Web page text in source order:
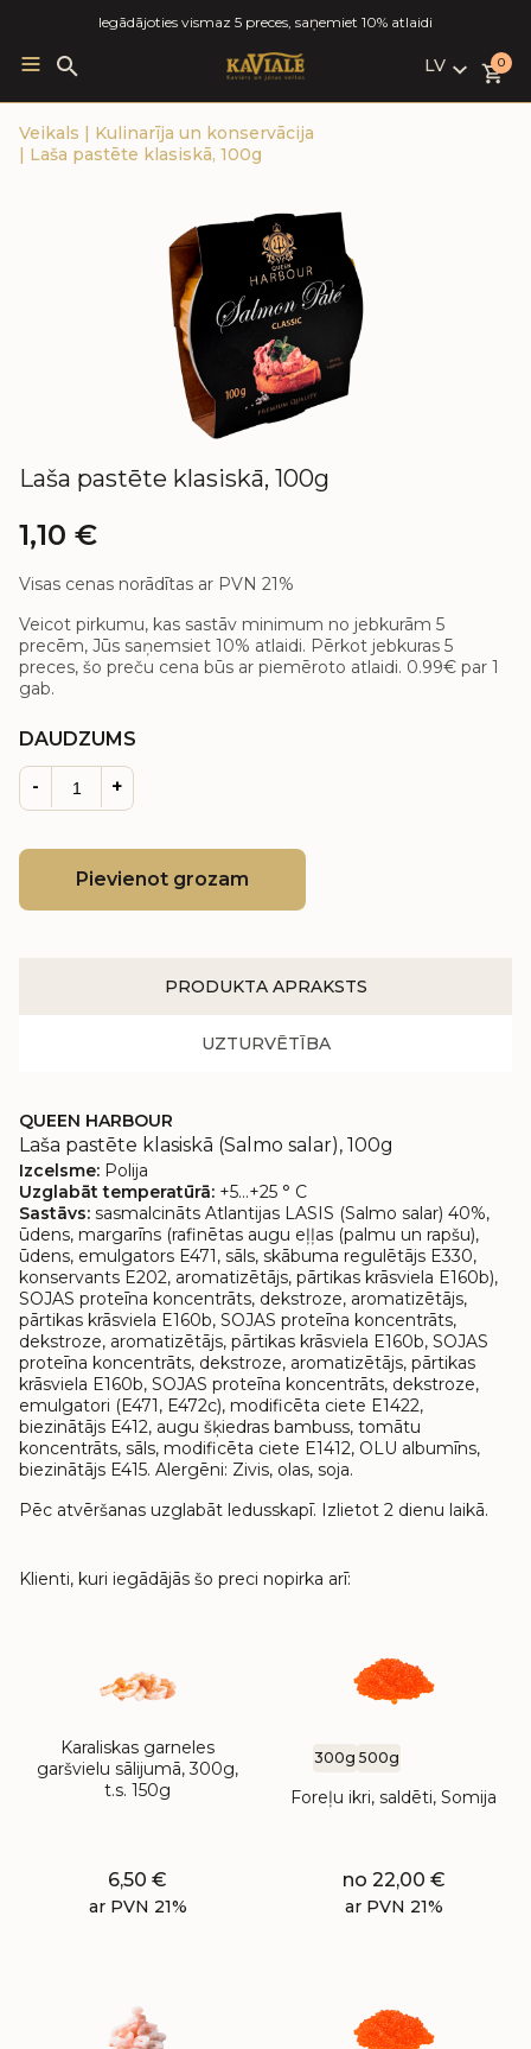
Iegādājoties vismaz 5 preces, saņemiet 10% atlaidi
Search
for:
LV
LV
0
Veikals | Kulinarīja un konservācija
| Laša pastēte klasiskā, 100g
Laša pastēte klasiskā, 100g
1,10 €
Visas cenas norādītas ar PVN 21%
Veicot pirkumu, kas sastāv minimum no jebkurām 5
precēm, Jūs saņemsiet 10% atlaidi. Pērkot jebkuras 5
preces, šo preču cena būs ar piemēroto atlaidi. 0.99€ par 1
gab.
DAUDZUMS
- +
Pievienot grozam
PRODUKTA APRAKSTS
UZTURVĒTĪBA
QUEEN HARBOUR
Laša pastēte klasiskā (Salmo salar), 100g
Izcelsme: Polija
Uzglabāt temperatūrā: +5…+25 ° C
Sastāvs: sasmalcināts Atlantijas LASIS (Salmo salar) 40%,
ūdens, margarīns (rafinētas augu eļļas (palmu un rapšu),
ūdens, emulgators E471, sāls, skābuma regulētājs E330,
konservants E202, aromatizētājs, pārtikas krāsviela E160b),
SOJAS proteīna koncentrāts, dekstroze, aromatizētājs,
pārtikas krāsviela E160b, SOJAS proteīna koncentrāts,
dekstroze, aromatizētājs, pārtikas krāsviela E160b, SOJAS
proteīna koncentrāts, dekstroze, aromatizētājs, pārtikas
krāsviela E160b, SOJAS proteīna koncentrāts, dekstroze,
emulgatori (E471, E472c), modificēta ciete E1422,
biezinātājs E412, augu šķiedras bambuss, tomātu
koncentrāts, sāls, modificēta ciete E1412, OLU albumīns,
biezinātājs E415. Alergēni: Zivis, olas, soja.
Pēc atvēršanas uzglabāt ledusskapī. Izlietot 2 dienu laikā.
Klienti, kuri iegādājās šo preci nopirka arī:
Karaliskas garneles
garšvielu sālijumā, 300g,
t.s. 150g
6,50 €
ar PVN 21%
300g 500g
Foreļu ikri, saldēti, Somija
no 22,00 €
ar PVN 21%